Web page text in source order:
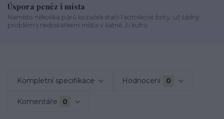
Úspora peněz i místa
Namísto několika párů kozaček stačí 1 kotníkové boty, už žádný
problém s nedostatkem místa v šatně, či kufru
Kompletní specifikace Hodnocení 0
Komentáře 0